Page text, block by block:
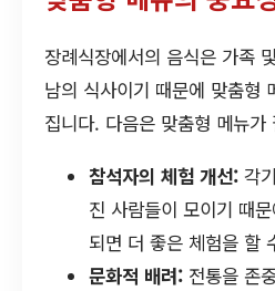
장례식장에서의 음식은 가족
남의 식사이기 때문에 맞춤형
집니다. 다음은 맞춤형 메뉴가
참석자의 체험 개선: 각
진 사람들이 모이기 때
되면 더 좋은 체험을 할
문화적 배려: 전통을 존